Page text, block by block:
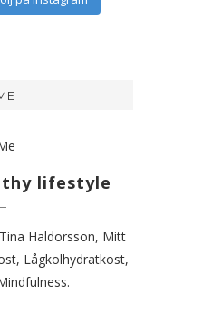
lifestyle
Haldorsson, Mitt
Lågkolhydratkost,